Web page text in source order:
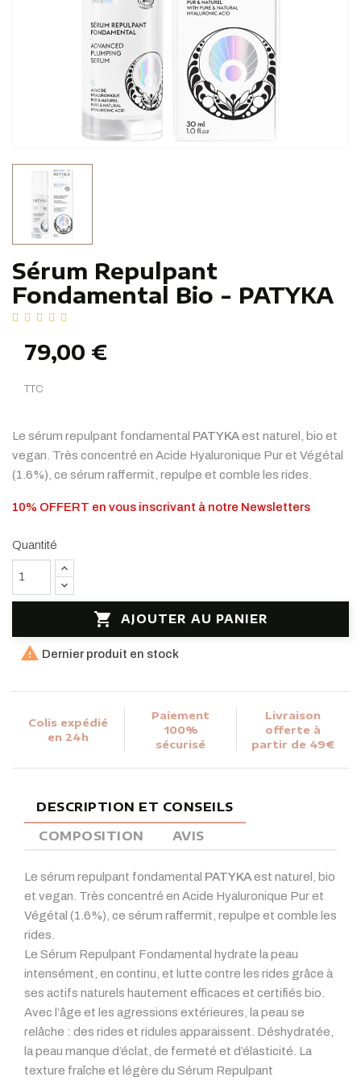
Sérum Repulpant
Fondamental Bio - PATYKA
79,00 €
TTC
Le sérum repulpant fondamental PATYKAest naturel, bio et
vegan. Très concentré en Acide Hyaluronique Pur et Végétal
(1.6%), ce sérum raffermit, repulpe et comble les rides.
10% OFFERT en vous inscrivant à notre Newsletters
Quantité
 AJOUTER AU PANIER
 Dernier produit en stock
Colis expédié
en 24h
Paiement
100%
sécurisé
Livraison
offerte à
partir de 49€
DESCRIPTION ET CONSEILS
COMPOSITION
AVIS
Le sérum repulpant fondamental PATYKAest naturel, bio
et vegan. Très concentré en Acide Hyaluronique Pur et
Végétal (1.6%), ce sérum raffermit, repulpe et comble les
rides.
Le Sérum Repulpant Fondamental hydrate la peau
intensément, en continu, et lutte contre les rides grâce à
ses actifs naturels hautement efficaces et certifiés bio.
Avec l’âge et les agressions extérieures, la peau se
relâche : des rides et ridules apparaissent. Déshydratée,
la peau manque d’éclat, de fermeté et d’élasticité. La
texture fraîche et légère du Sérum Repulpant